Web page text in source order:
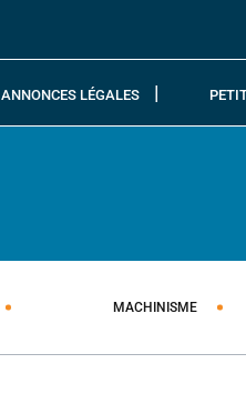
ANNONCES LÉGALES
MACHINISME